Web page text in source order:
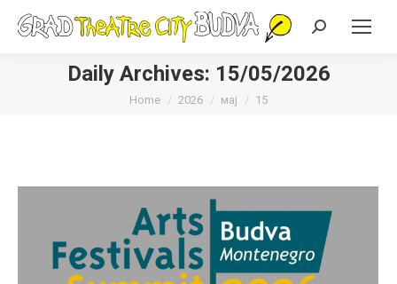
Search:
Daily Archives: 15/05/2026
You are here:
Home 2026 мај 15